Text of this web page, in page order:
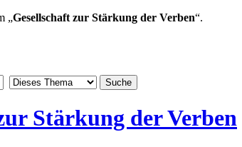
„Gesellschaft zur Stärkung der Verben“.
Stärkung der Verben